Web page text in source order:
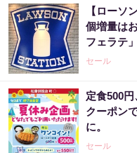
【ローソ
個増量は
フェラテ
セール
定食500
クーポン
に。
セール